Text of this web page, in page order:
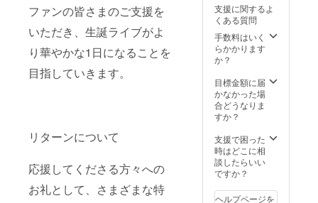
ファンの皆さまのご支援を
いただき、生誕ライブがよ
り華やかな1日になることを
目指していきます。
リターンについて
応援してくださる方々への
お礼として、さまざまな特
音あり
か生誕
限定 イ
ラスト
なりま
す。 ④
生誕限
ネーム
プレー
ト リ
ターン
送と一
クラウ
ドファ
ンディ
ング限
定グッ
ウド
ファン
ディン
グご支
定の
グッズ
をご用
意させ
だきま
ワース
タンド
に生誕
祭支援
者とし
前を掲
載させ
ていた
だきま
考欄に
記載希
望のお
名前
クネー
支援に関するよ
くある質問
手数料はいく
らかかります
か？
目標金額に届
かなかった場
合どうなりま
すか？
支援で困った
時はどこに相
談したらいい
ですか？
ヘルプページを